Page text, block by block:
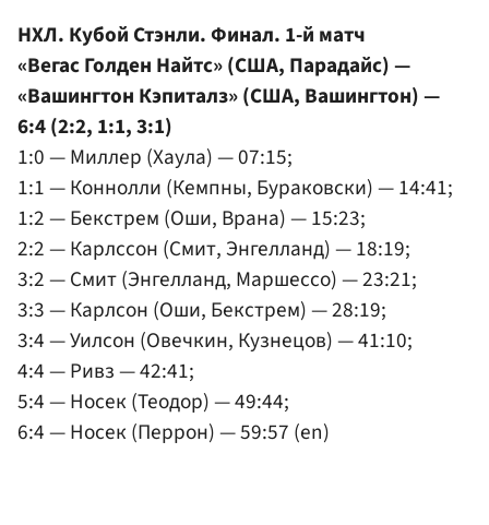
НХЛ. Кубой Стэнли. Финал. 1-й матч
«Вегас Голден Найтс» (США, Парадайс) —
«Вашингтон Кэпиталз» (США, Вашингтон) —
6:4 (2:2, 1:1, 3:1)
1:0 — Миллер (Хаула) — 07:15;
1:1 — Коннолли (Кемпны, Бураковски) — 14:41;
1:2 — Бекстрем (Оши, Врана) — 15:23;
2:2 — Карлссон (Смит, Энгелланд) — 18:19;
3:2 — Смит (Энгелланд, Маршессо) — 23:21;
3:3 — Карлсон (Оши, Бекстрем) — 28:19;
3:4 — Уилсон (Овечкин, Кузнецов) — 41:10;
4:4 — Ривз — 42:41;
5:4 — Носек (Теодор) — 49:44;
6:4 — Носек (Перрон) — 59:57 (en)